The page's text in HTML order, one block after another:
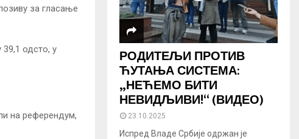
за гласање
одсто, у
на референдум,
РОДИТЕЉИ ПРОТИВ
ЋУТАЊА СИСТЕМА:
„НЕЋЕМО БИТИ
НЕВИДЉИВИ!“ (ВИДЕО)
23.10.2025
Испред Владе Србије одржан је